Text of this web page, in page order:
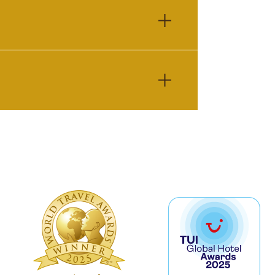
famille, c’est tout. Cet esprit de
et pour nous, est tout aussi
dans la mer par une chaude
village ne serait pas
de souvenirs, mais ce sont les